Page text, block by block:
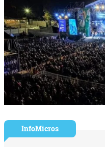
InfoMicros